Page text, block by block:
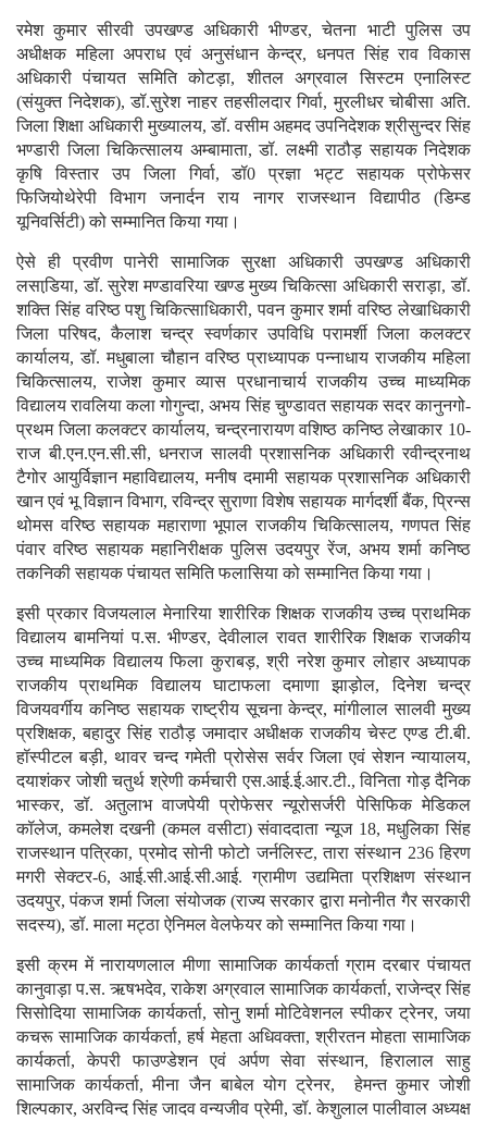
रमेश कुमार सीरवी उपखण्ड अधिकारी भीण्डर, चेतना भाटी पुलिस उप
अधीक्षक महिला अपराध एवं अनुसंधान केन्द्र, धनपत सिंह राव विकास
अधिकारी पंचायत समिति कोटड़ा, शीतल अग्रवाल सिस्टम एनालिस्ट
(संयुक्त निदेशक), डॉ.सुरेश नाहर तहसीलदार गिर्वा, मुरलीधर चोबीसा अति.
जिला शिक्षा अधिकारी मुख्यालय, डॉ. वसीम अहमद उपनिदेशक श्रीसुन्दर सिंह
भण्डारी जिला चिकित्सालय अम्बामाता, डॉ. लक्ष्मी राठौड़ सहायक निदेशक
कृषि विस्तार उप जिला गिर्वा, डॉ0 प्रज्ञा भट्ट सहायक प्रोफेसर
फिजियोथेरेपी विभाग जनार्दन राय नागर राजस्थान विद्यापीठ (डिम्ड
यूनिवर्सिटी) को सम्मानित किया गया।
ऐसे ही प्रवीण पानेरी सामाजिक सुरक्षा अधिकारी उपखण्ड अधिकारी
लसाडि़या, डॉ. सुरेश मण्डावरिया खण्ड मुख्य चिकित्सा अधिकारी सराड़ा, डॉ.
शक्ति सिंह वरिष्ठ पशु चिकित्साधिकारी, पवन कुमार शर्मा वरिष्ठ लेखाधिकारी
जिला परिषद, कैलाश चन्द्र स्वर्णकार उपविधि परामर्शी जिला कलक्टर
कार्यालय, डॉ. मधुबाला चौहान वरिष्ठ प्राध्यापक पन्नाधाय राजकीय महिला
चिकित्सालय, राजेश कुमार व्यास प्रधानाचार्य राजकीय उच्च माध्यमिक
विद्यालय रावलिया कला गोगुन्दा, अभय सिंह चुण्डावत सहायक सदर कानुनगो-
प्रथम जिला कलक्टर कार्यालय, चन्द्रनारायण वशिष्ठ कनिष्ठ लेखाकार 10-
राज बी.एन.एन.सी.सी, धनराज सालवी प्रशासनिक अधिकारी रवीन्द्रनाथ
टैगोर आयुर्विज्ञान महाविद्यालय, मनीष दमामी सहायक प्रशासनिक अधिकारी
खान एवं भू विज्ञान विभाग, रविन्द्र सुराणा विशेष सहायक मार्गदर्शी बैंक, प्रिन्स
थोमस वरिष्ठ सहायक महाराणा भूपाल राजकीय चिकित्सालय, गणपत सिंह
पंवार वरिष्ठ सहायक महानिरीक्षक पुलिस उदयपुर रेंज, अभय शर्मा कनिष्ठ
तकनिकी सहायक पंचायत समिति फलासिया को सम्मानित किया गया।
इसी प्रकार विजयलाल मेनारिया शारीरिक शिक्षक राजकीय उच्च प्राथमिक
विद्यालय बामनियां प.स. भीण्डर, देवीलाल रावत शारीरिक शिक्षक राजकीय
उच्च माध्यमिक विद्यालय फिला कुराबड़, श्री नरेश कुमार लोहार अध्यापक
राजकीय प्राथमिक विद्यालय घाटाफला दमाणा झाड़ोल, दिनेश चन्द्र
विजयवर्गीय कनिष्ठ सहायक राष्ट्रीय सूचना केन्द्र, मांगीलाल सालवी मुख्य
प्रशिक्षक, बहादुर सिंह राठौड़ जमादार अधीक्षक राजकीय चेस्ट एण्ड टी.बी.
हॉस्पीटल बड़ी, थावर चन्द गमेती प्रोसेस सर्वर जिला एवं सेशन न्यायालय,
दयाशंकर जोशी चतुर्थ श्रेणी कर्मचारी एस.आई.ई.आर.टी., विनिता गोड़ दैनिक
भास्कर, डॉ. अतुलाभ वाजपेयी प्रोफेसर न्यूरोसर्जरी पेसिफिक मेडिकल
कॉलेज, कमलेश दखनी (कमल वसीटा) संवाददाता न्यूज 18, मधुलिका सिंह
राजस्थान पत्रिका, प्रमोद सोनी फोटो जर्नलिस्ट, तारा संस्थान 236 हिरण
मगरी सेक्टर-6, आई.सी.आई.सी.आई. ग्रामीण उद्यमिता प्रशिक्षण संस्थान
उदयपुर, पंकज शर्मा जिला संयोजक (राज्य सरकार द्वारा मनोनीत गैर सरकारी
सदस्य), डॉ. माला मट्ठा ऐनिमल वेलफेयर को सम्मानित किया गया।
इसी क्रम में नारायणलाल मीणा सामाजिक कार्यकर्ता ग्राम दरबार पंचायत
कानुवाड़ा प.स. ऋषभदेव, राकेश अग्रवाल सामाजिक कार्यकर्ता, राजेन्द्र सिंह
सिसोदिया सामाजिक कार्यकर्ता, सोनु शर्मा मोटिवेशनल स्पीकर ट्रेनर, जया
कचरू सामाजिक कार्यकर्ता, हर्ष मेहता अधिवक्ता, श्रीरतन मोहता सामाजिक
कार्यकर्ता, केपरी फाउण्डेशन एवं अर्पण सेवा संस्थान, हिरालाल साहु
सामाजिक कार्यकर्ता, मीना जैन बाबेल योग ट्रेनर, हेमन्त कुमार जोशी
शिल्पकार, अरविन्द सिंह जादव वन्यजीव प्रेमी, डॉ. केशुलाल पालीवाल अध्यक्ष